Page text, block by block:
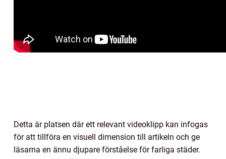
Detta är platsen där ett relevant videoklipp kan infogas
för att tillföra en visuell dimension till artikeln och ge
läsarna en ännu djupare förståelse för farliga städer.